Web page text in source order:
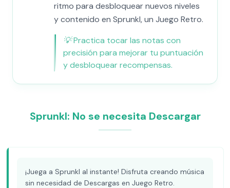
ritmo para desbloquear nuevos niveles
y contenido en Sprunkl, un Juego Retro.
💡Practica tocar las notas con
precisión para mejorar tu puntuación
y desbloquear recompensas.
Sprunkl: No se necesita Descargar
¡Juega a Sprunkl al instante! Disfruta creando música
sin necesidad de Descargas en Juego Retro.